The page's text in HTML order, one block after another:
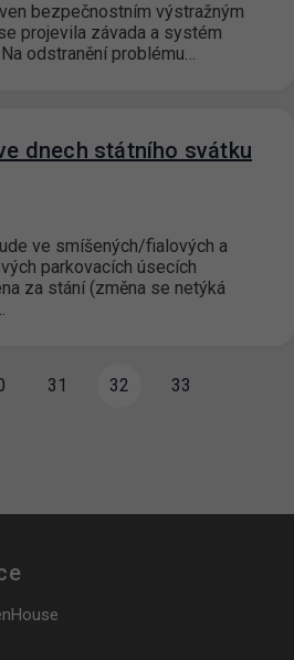
bezpečnostním výstražným
projevila závada a systém
odstranění problému…
dnech státního svátku
ve smíšených/fialových a
parkovacích úsecích
za stání (změna se netýká
31 32 33